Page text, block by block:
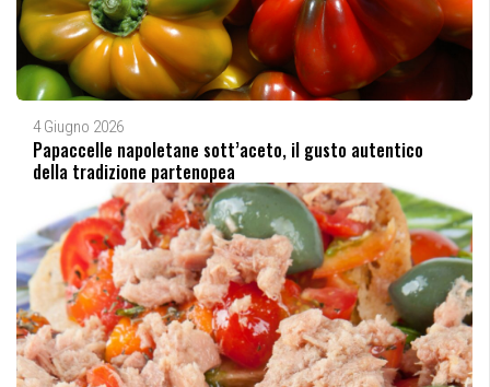
4 Giugno 2026
Papaccelle napoletane sott’aceto, il gusto autentico
della tradizione partenopea